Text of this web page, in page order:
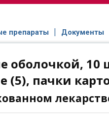
препараты Документы
оболочкой, 10
(5), пачки